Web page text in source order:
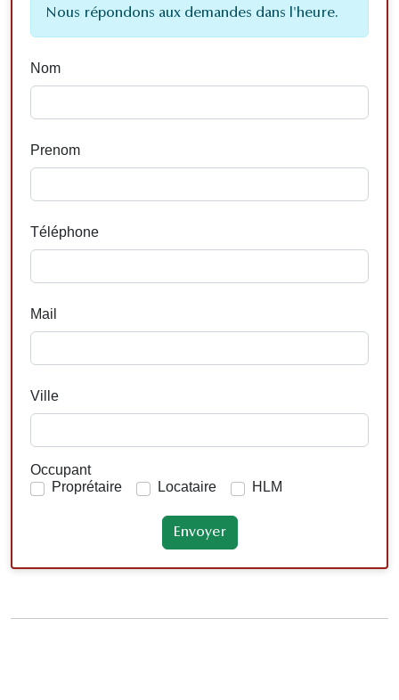
Nous répondons aux demandes dans l'heure.
Nom
Prenom
Téléphone
Mail
Ville
Occupant
Proprétaire
Locataire HLM